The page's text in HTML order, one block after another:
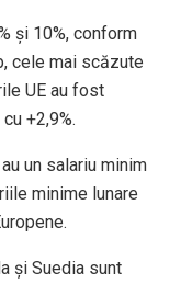
și 10%, conform
cele mai scăzute
UE au fost
+2,9%.
un salariu minim
minime lunare
și Suedia sunt